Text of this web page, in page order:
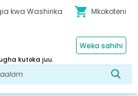
kwa Washirika shopping_cart Mkokoteni
kutoka juu.
Weka sahihi